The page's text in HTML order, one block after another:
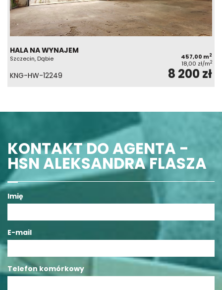
HALA NA WYNAJEM
Szczecin, Dąbie 457,00 m2
18,00 zł/m2
KNG-HW-12249 8 200 zł
KONTAKT DO AGENTA -
HSN ALEKSANDRA FLASZA
Imię
E-mail
Telefon komórkowy